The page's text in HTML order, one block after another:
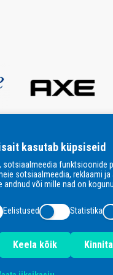
kasutab küpsiseid
funktsioonide
sotsiaalmeedia, reklaami
või mille nad on
Eelistused Statistika
Keela kõik